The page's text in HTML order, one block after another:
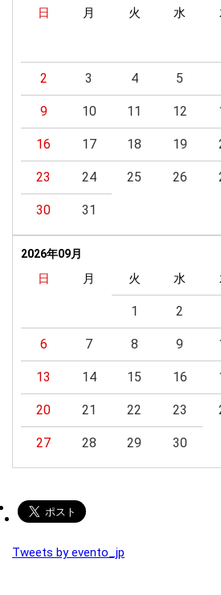
日 月 火 水
2 3 4 5
9 10 11 12
16 17 18 19
23 24 25 26
30 31
2026年09月
日 月 火 水
1 2
6 7 8 9
13 14 15 16
20 21 22 23
27 28 29 30
Tweets by evento_jp